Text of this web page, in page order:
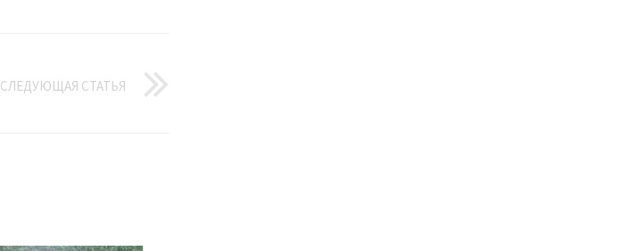
СЛЕДУЮЩАЯ СТАТЬЯ